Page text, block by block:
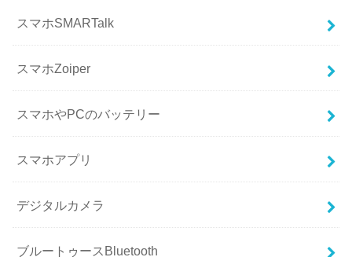
スマホSMARTalk
スマホZoiper
スマホやPCのバッテリー
スマホアプリ
デジタルカメラ
ブルートゥースBluetooth